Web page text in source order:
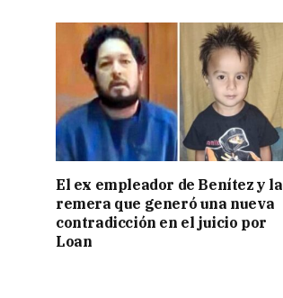
El ex empleador de Benítez y la
remera que generó una nueva
contradicción en el juicio por
Loan